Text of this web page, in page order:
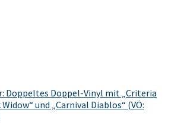
Doppeltes Doppel-Vinyl mit „Criteria
und „Carnival Diablos“ (VÖ: